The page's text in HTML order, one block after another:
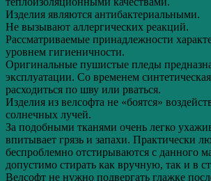
Изделия являются антибактериальными.
Не вызывают аллергических реакций.
Рассматриваемые принадлежности
уровнем гигиеничности.
Оригинальные пушистые пледы
эксплуатации. Со временем
расходиться по шву или рваться.
Изделия из велсофта не «боятся»
солнечных лучей.
За подобными тканями очень легко
впитывает грязь и запахи. Практически
беспроблемно отстирываются с данного
допустимо стирать как вручную, так и в
Велсофт не нужно подвергать глажке